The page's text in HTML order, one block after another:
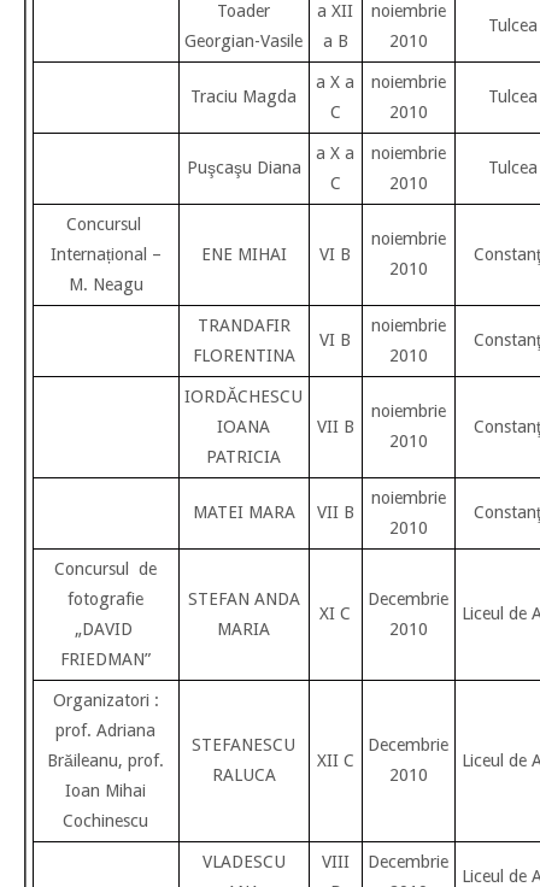
Toader
Georgian-Vasile
a XII
a B
noiembrie
2010
Tulcea
Traciu Magda
a X a
C
noiembrie
2010
Tulcea
Puşcaşu Diana
a X a
C
noiembrie
2010
Tulcea
Concursul
Internațional –
M. Neagu
ENE MIHAI VI B
noiembrie
2010
TRANDAFIR
FLORENTINA
VI B
noiembrie
2010
IORDĂCHESCU
IOANA
PATRICIA
VII B
noiembrie
2010
MATEI MARA VII B
noiembrie
2010
Concursul de
fotografie
„DAVID
FRIEDMAN”
STEFAN ANDA
MARIA
XI C
Decembrie
2010
Liceul de
Organizatori :
prof. Adriana
Brăileanu, prof.
Ioan Mihai
Cochinescu
STEFANESCU
RALUCA
XII C
Decembrie
2010
Liceul de
VLADESCU
VIII
Decembrie
Liceul de